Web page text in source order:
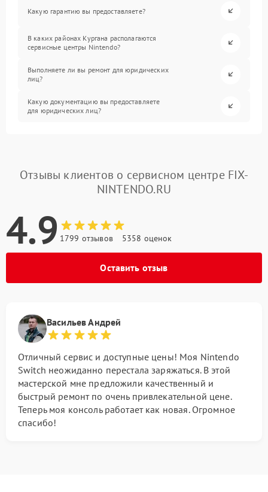
Какую гарантию вы предоставляете?
В каких районах Кургана располагаются
сервисные центры Nintendo?
Выполняете ли вы ремонт для юридических
лиц?
Какую документацию вы предоставляете
для юридических лиц?
Отзывы клиентов о сервисном центре FIX-
NINTENDO.RU
4.9 1799 отзывов 5358 оценок
Оставить отзыв
Васильев Андрей
Отличный сервис и доступные цены! Моя Nintendo
Switch неожиданно перестала заряжаться. В этой
мастерской мне предложили качественный и
быстрый ремонт по очень привлекательной цене.
Теперь моя консоль работает как новая. Огромное
спасибо!